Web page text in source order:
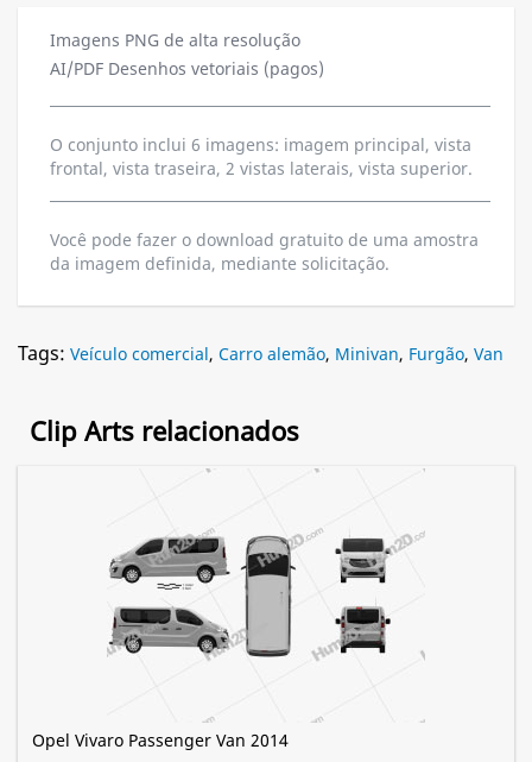
Imagens PNG de alta resolução
AI/PDF Desenhos vetoriais (pagos)
O conjunto inclui 6 imagens: imagem principal, vista
frontal, vista traseira, 2 vistas laterais, vista superior.
Você pode fazer o download gratuito de uma amostra
da imagem definida, mediante solicitação.
Tags: Veículo comercial, Carro alemão, Minivan, Furgão, Van
Clip Arts relacionados
Opel Vivaro Passenger Van 2014